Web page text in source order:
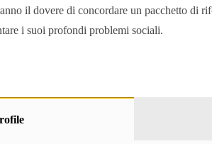
il dovere di concordare un pacchetto di
i suoi profondi problemi sociali.